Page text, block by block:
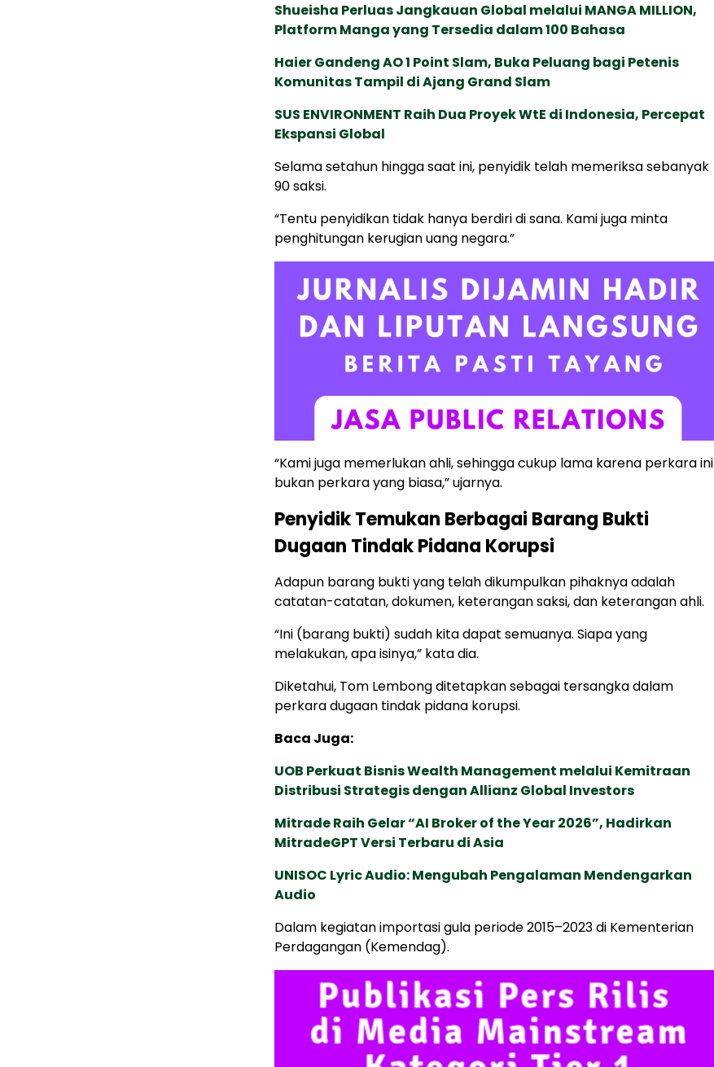
Shueisha Perluas Jangkauan Global melalui MANGA MILLION,
Platform Manga yang Tersedia dalam 100 Bahasa
Haier Gandeng AO 1 Point Slam, Buka Peluang bagi Petenis
Komunitas Tampil di Ajang Grand Slam
SUS ENVIRONMENT Raih Dua Proyek WtE di Indonesia, Percepat
Ekspansi Global
Selama setahun hingga saat ini, penyidik telah memeriksa sebanyak
90 saksi.
“Tentu penyidikan tidak hanya berdiri di sana. Kami juga minta
penghitungan kerugian uang negara.”
“Kami juga memerlukan ahli, sehingga cukup lama karena perkara ini
bukan perkara yang biasa,” ujarnya.
Penyidik Temukan Berbagai Barang Bukti
Dugaan Tindak Pidana Korupsi
Adapun barang bukti yang telah dikumpulkan pihaknya adalah
catatan-catatan, dokumen, keterangan saksi, dan keterangan ahli.
“Ini (barang bukti) sudah kita dapat semuanya. Siapa yang
melakukan, apa isinya,” kata dia.
Diketahui, Tom Lembong ditetapkan sebagai tersangka dalam
perkara dugaan tindak pidana korupsi.
Baca Juga:
UOB Perkuat Bisnis Wealth Management melalui Kemitraan
Distribusi Strategis dengan Allianz Global Investors
Mitrade Raih Gelar “AI Broker of the Year 2026”, Hadirkan
MitradeGPT Versi Terbaru di Asia
UNISOC Lyric Audio: Mengubah Pengalaman Mendengarkan
Audio
Dalam kegiatan importasi gula periode 2015–2023 di Kementerian
Perdagangan (Kemendag).